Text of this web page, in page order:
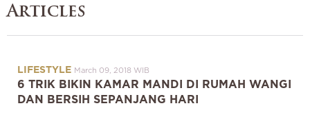
Articles
LIFESTYLE March 09, 2018 WIB
6 TRIK BIKIN KAMAR MANDI DI RUMAH WANGI
DAN BERSIH SEPANJANG HARI